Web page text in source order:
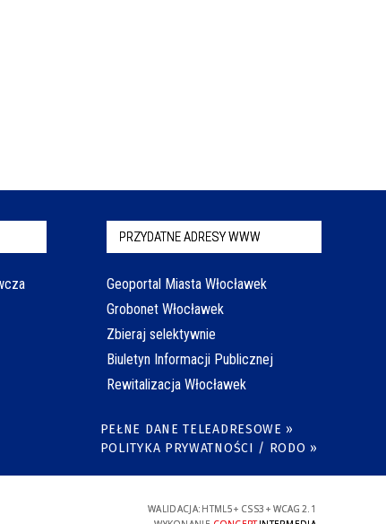
PRZYDATNE ADRESY WWW
Geoportal Miasta Włocławek
Grobonet Włocławek
Zbieraj selektywnie
Biuletyn Informacji Publicznej
Rewitalizacja Włocławek
PEŁNE DANE TELEADRESOWE »
POLITYKA PRYWATNOŚCI / RODO »
WALIDACJA: HTML5+ CSS3 + WCAG 2.1